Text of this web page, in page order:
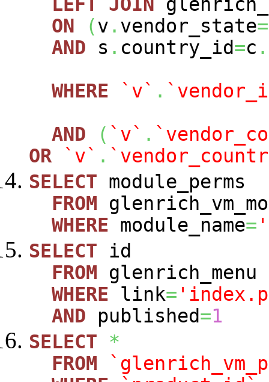
LEFT JOIN
ON
(v . vendor_state=
AND s . country_id=c .
WHERE
`v` .
AND
( `v` .
OR
`v` .
SELECT module_perms
FROM
WHERE module_name=
SELECT id
FROM glenrich_menu
WHERE link=
AND published=1
SELECT
*
FROM